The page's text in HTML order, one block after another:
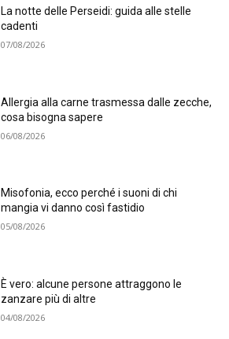
La notte delle Perseidi: guida alle stelle
cadenti
07/08/2026
Allergia alla carne trasmessa dalle zecche,
cosa bisogna sapere
06/08/2026
Misofonia, ecco perché i suoni di chi
mangia vi danno così fastidio
05/08/2026
È vero: alcune persone attraggono le
zanzare più di altre
04/08/2026